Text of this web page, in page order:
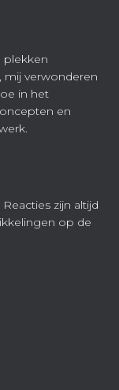
plekken
verwonderen
in het
en
zijn altijd
op de